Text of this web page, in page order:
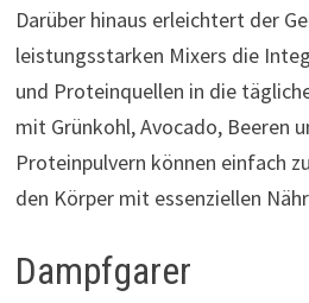
Darüber hinaus erleichtert der
leistungsstarken Mixers die
und Proteinquellen in die
mit Grünkohl, Avocado, Beeren
Proteinpulvern können einfach
den Körper mit essenziellen
Dampfgarer